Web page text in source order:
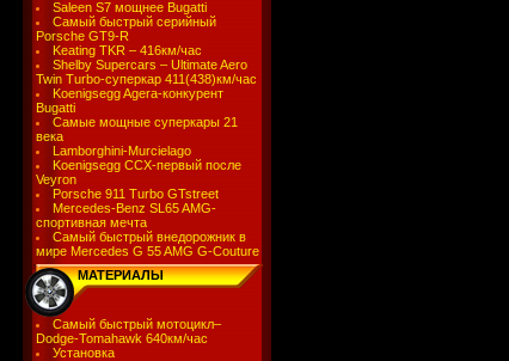
Saleen S7 мощнее Bugatti
Самый быстрый серийный
Porsche GT9-R
Keating TKR – 416км/час
Shelby Supercars – Ultimate Aero
Twin Turbo-суперкар 411(438)км/час
Koenigsegg Agera-конкурент
Bugatti
Самые мощные суперкары 21
века
Lamborghini-Murcielago
Koenigsegg CCX-первый после
Veyron
Porsche 911 Turbo GTstreet
Mercedes-Benz SL65 AMG-
спортивная мечта
Самый быстрый внедорожник в
мире Mercedes G 55 AMG G-Couture
МАТЕРИАЛЫ
Самый быстрый мотоцикл–
Dodge-Tomahawk 640км/час
Установка